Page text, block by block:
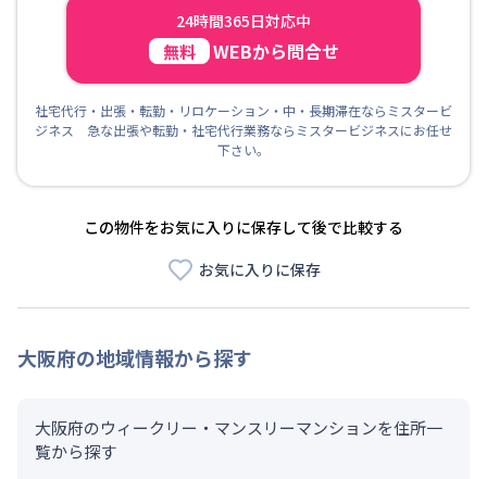
24時間365日対応中
無料 WEBから問合せ
社宅代行・出張・転勤・リロケーション・中・長期滞在ならミスタービ
ジネス 急な出張や転勤・社宅代行業務ならミスタービジネスにお任せ
下さい。
この物件をお気に入りに保存して後で比較する
お気に入りに保存
大阪府の地域情報から探す
大阪府のウィークリー・マンスリーマンションを住所一
覧から探す